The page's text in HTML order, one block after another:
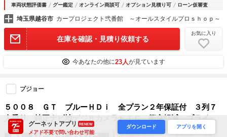
車両状態評価書 グー鑑定 オンライン商談可 オプション見積り可 ローン仮審査
埼玉県越谷市 カープロジェクト弐番館 ～オールスタイルプロｓｈｏｐ～
在庫を確認・見積り依頼する
お気に入り
今あなたの他に23人が見ています
プジョー
５００８ ＧＴ ブルーＨＤｉ 全プラン２年保証付 ３列７
人乗り 純正ナビ地デジＢカメラＥＴＣ 衝突軽減 ブライン
ドスポットモニター アダプティブクルコン パワーバックド
支払総額(税込) 本体価格 諸費用
グーネットアプリ RENEW
メアド不要で問い合わせ可能
ダウンロード アプリを開く